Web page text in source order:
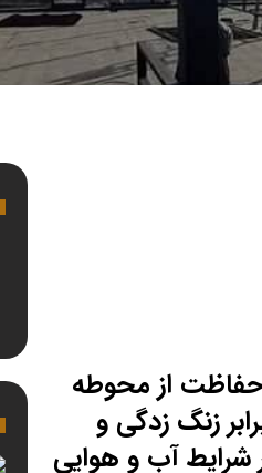
حفاظت از محوطه
زنگ زدگی و
شرایط آب و هوایی